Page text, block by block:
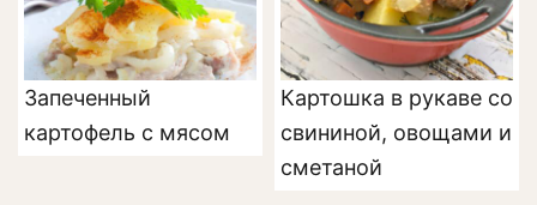
Запеченный
картофель с мясом
Картошка в рукаве со
свининой, овощами и
сметаной